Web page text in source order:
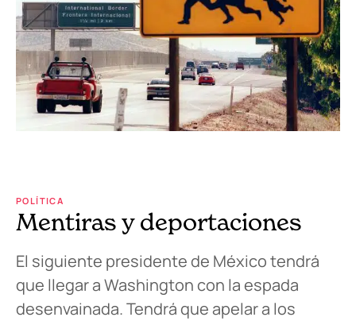
POLÍTICA
Mentiras y deportaciones
El siguiente presidente de México tendrá
que llegar a Washington con la espada
desenvainada. Tendrá que apelar a los